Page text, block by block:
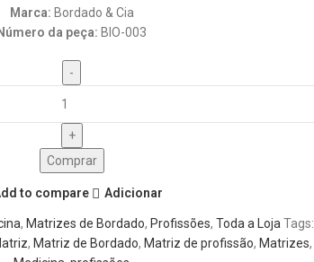
Marca: Bordado & Cia
da peça: BIO-003
Comprar
to compare Adicionar
, Matrizes de Bordado, Profissões, Toda a Loja Tags:
, Matriz de Bordado, Matriz de profissão, Matrizes,